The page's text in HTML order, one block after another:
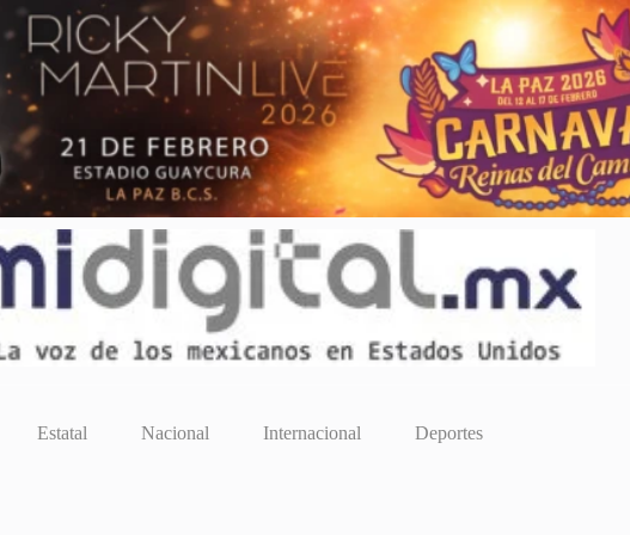
Estatal Nacional Internacional Deportes